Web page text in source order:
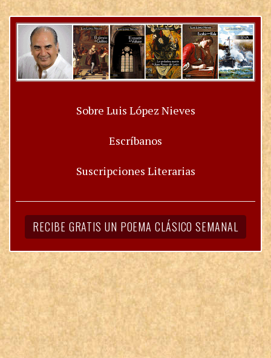
Sobre Luis López Nieves
Escríbanos
Suscripciones Literarias
RECIBE GRATIS UN POEMA CLÁSICO SEMANAL